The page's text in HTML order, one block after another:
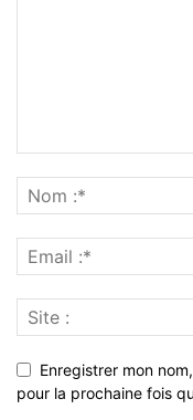
Enregistrer mon
pour la prochaine fois